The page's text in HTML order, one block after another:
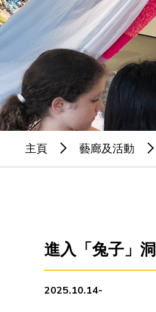
主頁 藝廊及活動
進入「兔子」洞
2025.10.14-